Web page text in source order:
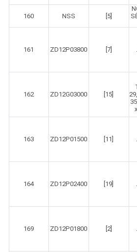
160 NSS [5]
161 ZD12P03800 [7]
162 ZD12G03000 [15]
163 ZD12P01500 [11]
164 ZD12P02400 [19]
169 ZD12P01800 [2]